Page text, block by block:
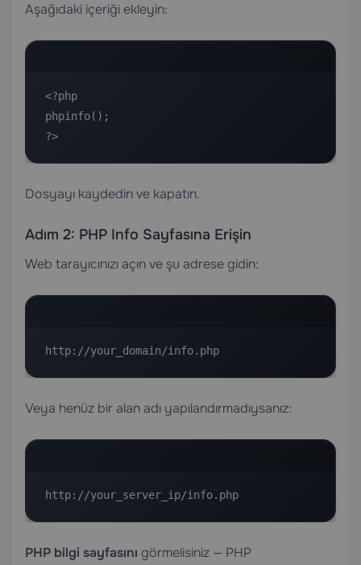
Aşağıdaki içeriği ekleyin:
<?php
phpinfo();
?>
Dosyayı kaydedin ve kapatın.
Adım 2: PHP Info Sayfasına Erişin
Web tarayıcınızı açın ve şu adrese gidin:
http://your_domain/info.php
Veya henüz bir alan adı yapılandırmadıysanız:
http://your_server_ip/info.php
PHP bilgi sayfasını görmelisiniz — PHP